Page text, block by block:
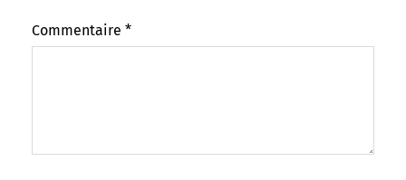
Commentaire *